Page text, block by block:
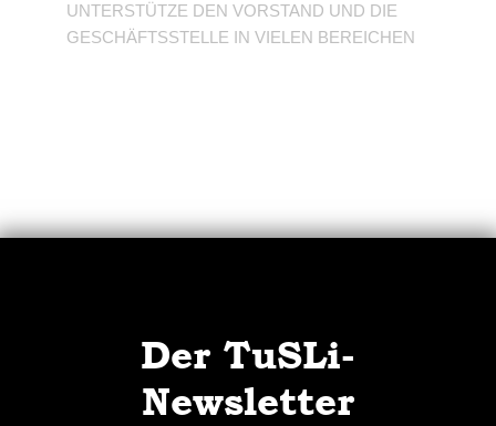
UNTERSTÜTZE DEN VORSTAND UND DIE
GESCHÄFTSSTELLE IN VIELEN BEREICHEN
Der TuSLi-
Newsletter